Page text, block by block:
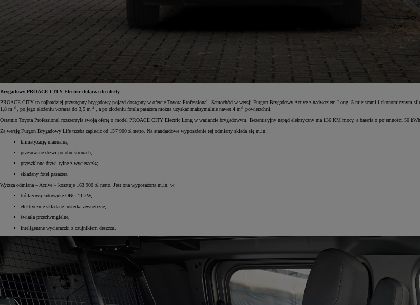
Brygadowy PROACE CITY Electric dołącza do oferty
PROACE CITY to najbardziej przystępny brygadowy pojazd dostępny w ofercie Toyota Professional. Samochód w wersji Furgon Brygadowy Active z nadwoziem Long, 5 miejscami i ekonomicznym
1,8 m 3 , po jego złożeniu wzrasta do 3,5 m 3 , a po złożeniu fotela pasażera można uzyskać maksymalnie nawet 4 m3 powierzchni.
Ostatnio Toyota Professional rozszerzyła swoją ofertę o model PROACE CITY Electric Long w wariancie brygadowym. Bezemisyjny napęd elektryczny ma 136 KM mocy, a bateria o pojemności 50 kWh
Za wersję Furgon Brygadowy Life trzeba zapłacić od 157 900 zł netto. Na standardowe wyposażenie tej odmiany składa się m.in.:
klimatyzację manualną,
przesuwane drzwi po obu stronach,
przeszklone drzwi tylne z wycieraczką,
składany fotel pasażera.
Wyższa odmiana – Active – kosztuje 163 900 zł netto. Jest ona wyposażona m.in. w:
trójfazową ładowarkę OBC 11 kW,
elektrycznie składane lusterka zewnętrzne,
światła przeciwmgielne,
inteligentne wycieraczki z czujnikiem deszczu.